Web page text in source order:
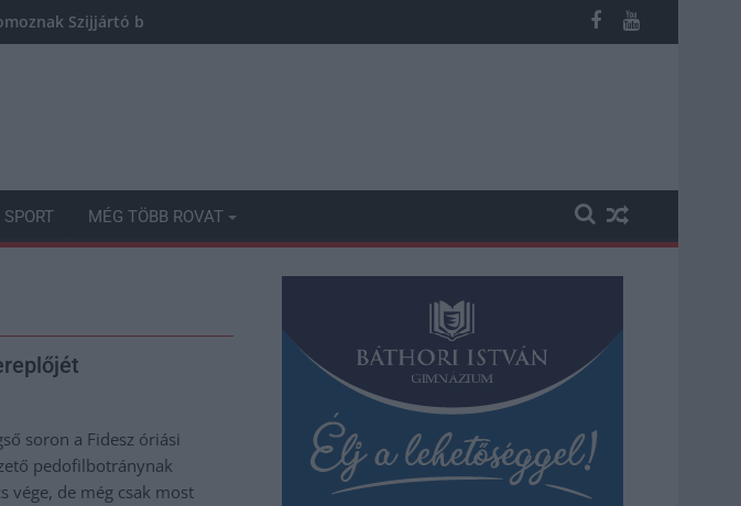
Szijjártó büntetőügyében, vesztegetés miatt 3 év letöltendőt kaphat és ez csak az egyik
SPORT MÉG TÖBB ROVAT
soron a Fidesz óriási
pedofilbotránynak
vége, de még csak most